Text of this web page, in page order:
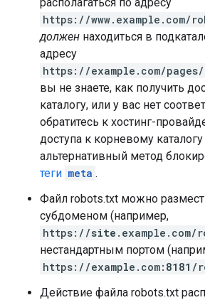
https://www.example.com/
должен находиться в
адресу
https://example.com/
вы не знаете, как получить
каталогу, или у вас нет
обратитесь к хостинг-
доступа к корневому каталогу
альтернативный метод
теги meta .
Файл robots.txt можно
субдоменом (например,
https://site
нестандартным портом
https://example.com: 8181 /
Действие файла robots.txt